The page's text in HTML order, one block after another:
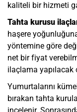
kaliteli bir hizmeti
Tahta kurusu
haşere
yöntemine göre
net bir fiyat
ilaçlama
Yumurtalarını
bırakan tahta